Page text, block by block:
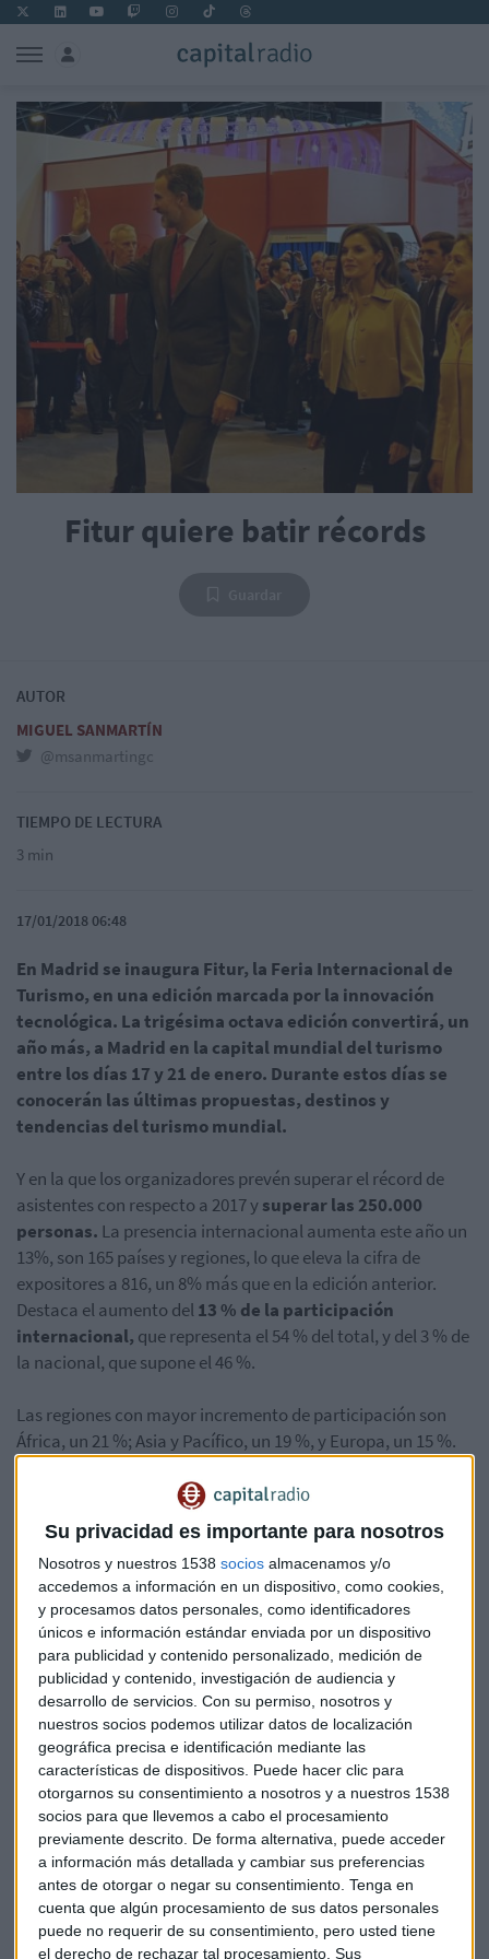
Su privacidad es importante para nosotros
Nosotros y nuestros 1538 socios almacenamos y/o
accedemos a información en un dispositivo, como cookies,
y procesamos datos personales, como identificadores
únicos e información estándar enviada por un dispositivo
para publicidad y contenido personalizado, medición de
publicidad y contenido, investigación de audiencia y
desarrollo de servicios. Con su permiso, nosotros y
nuestros socios podemos utilizar datos de localización
geográfica precisa e identificación mediante las
características de dispositivos. Puede hacer clic para
otorgarnos su consentimiento a nosotros y a nuestros 1538
socios para que llevemos a cabo el procesamiento
previamente descrito. De forma alternativa, puede acceder
a información más detallada y cambiar sus preferencias
antes de otorgar o negar su consentimiento. Tenga en
cuenta que algún procesamiento de sus datos personales
puede no requerir de su consentimiento, pero usted tiene
el derecho de rechazar tal procesamiento. Sus
Fitur quiere batir récords
AUTOR
MIGUEL SANMARTÍN
@msanmartingc
TIEMPO DE LECTURA
3 min
17/01/2018 06:48
En Madrid se inaugura Fitur, la Feria Internacional de
Turismo, en una edición marcada por la innovación
tecnológica. La trigésima octava edición convertirá, un
año más, a Madrid en la capital mundial del turismo
entre los días 17 y 21 de enero. Durante estos días se
conocerán las últimas propuestas, destinos y
tendencias del turismo mundial.
Y en la que los organizadores prevén superar el récord de
asistentes con respecto a 2017 ysuperar las 250.000
personas. La presencia internacional aumenta este año un
13%, son 165 países y regiones, lo que eleva la cifra de
expositores a 816, un 8% más que en la edición anterior.
Destaca el aumento del13 % de la participación
internacional, que representa el 54 % del total, y del 3 % de
la nacional, que supone el 46 %.
Las regiones con mayor incremento de participación son
África, un 21 %; Asia y Pacífico, un 19 %, y Europa, un 15 %.
Además, estarán presentes por primera vez Siria, Santo
Tomé y Príncipe, Bangladesh y Bosnia Herzegovina y se
incorporan a la oferta internacional Azerbaiyán, Bielorrusia,
Bolivia, Ecuador, Guinea Ecuatorial, Letonia, Mauricio,
Puerto Rico y Ucrania, países que ya habían participado a
través de empresas de sus territorios y que ahora vuelven a
Fitur con representación oficial.
Este año, India es el país invitadoy, también, el país
asiático con mayor presencia en la feria. Bajo el eslogan
'Incredible India', el subcontinente es uno de los cinco
primeros países con mayor participación, al aumentar sus
representantes un 35% respecto a la última edición.
La tecnologíacobra un papel de especial relevancia en la
trigésimo octava edición, con la exposición la"Feria
Aumentada", donde los visitantes podrán probar nuevas
experiencias turísticas a través de la realidad virtual con el
uso de tecnología 5G.